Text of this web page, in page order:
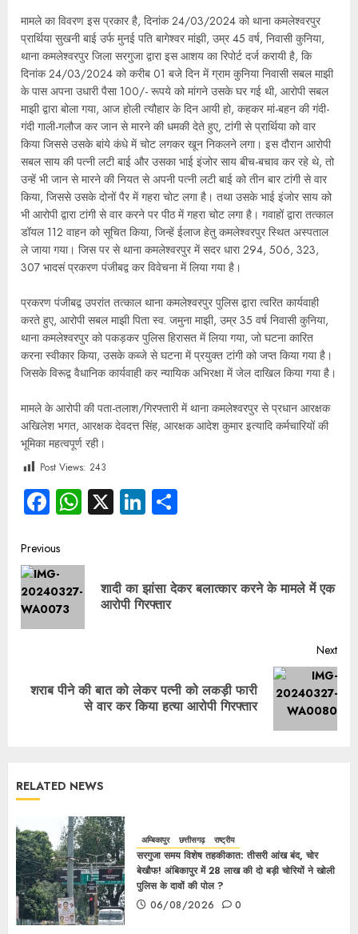
मामले का विवरण इस प्रकार है, दिनांक 24/03/2024 को थाना कमलेश्वरपुर
प्रार्थिया सुखनी बाई उर्फ मुनई पति बागेश्वर मांझी, उम्र 45 वर्ष, निवासी कुनिया,
थाना कमलेश्वरपुर जिला सरगुजा द्वारा इस आशय का रिपोर्ट दर्ज करायी है, कि
दिनांक 24/03/2024 को करीब 01 बजे दिन में ग्राम कुनिया निवासी सबल माझी
के पास अपना उधारी पैसा 100/- रूपये को मांगने उसके घर गई थी, आरोपी सबल
माझी द्वारा बोला गया, आज होली त्यौहार के दिन आयी हो, कहकर मां-बहन की गंदी-
गंदी गाली-गलौज कर जान से मारने की धमकी देते हुए, टांगी से प्रार्थिया को वार
किया जिससे उसके बांये कंधे में चोट लगकर खून निकलने लगा। इस दौरान आरोपी
सबल साय की पत्नी लटी बाई और उसका भाई इंजोर साय बीच-बचाव कर रहे थे, तो
उन्हें भी जान से मारने की नियत से अपनी पत्नी लटी बाई को तीन बार टांगी से वार
किया, जिससे उसके दोनों पैर में गहरा चोट लगा है। तथा उसके भाई इंजोर साय को
भी आरोपी द्वारा टांगी से वार करने पर पीठ में गहरा चोट लगा है। गवाहों द्वारा तत्काल
डॉयल 112 वाहन को सूचित किया, जिन्हें ईलाज हेतु कमलेश्वरपुर स्थित अस्पताल
ले जाया गया। जिस पर से थाना कमलेश्वरपुर में सदर धारा 294, 506, 323,
307 भादसं प्रकरण पंजीबद्व कर विवेचना में लिया गया है।
प्रकरण पंजीबद्व उपरांत तत्काल थाना कमलेश्वरपुर पुलिस द्वारा त्वरित कार्यवाही
करते हुए, आरोपी सबल माझी पिता स्व. जमुना माझी, उम्र 35 वर्ष निवासी कुनिया,
थाना कमलेश्वरपुर को पकड़कर पुलिस हिरासत में लिया गया, जो घटना कारित
करना स्वीकार किया, उसके कब्जे से घटना में प्रयुक्त टांगी को जप्त किया गया है।
जिसके विरूद्व वैधानिक कार्यवाही कर न्यायिक अभिरक्षा में जेल दाखिल किया गया है।
मामले के आरोपी की पता-तलाश/गिरफ्तारी में थाना कमलेश्वरपुर से प्रधान आरक्षक
अखिलेश भगत, आरक्षक देवदत्त सिंह, आरक्षक आदेश कुमार इत्यादि कर्मचारियों की
भूमिका महत्वपूर्ण रही।
Post Views: 243
Facebook
WhatsApp
X LinkedIn
Previous
शादी का झांसा देकर बलात्कार करने के मामले में एक
आरोपी गिरफ्तार
Next
शराब पीने की बात को लेकर पत्नी को लकड़ी फारी
से वार कर किया हत्या आरोपी गिरफ्तार
RELATED NEWS
अम्बिकापुर छत्तीसगढ़ राष्ट्रीय
सरगुजा समय विशेष तहकीकात: तीसरी आंख बंद, चोर
बेखौफ! अंबिकापुर में 28 लाख की दो बड़ी चोरियों ने खोली
पुलिस के दावों की पोल ?
06/08/2026
0